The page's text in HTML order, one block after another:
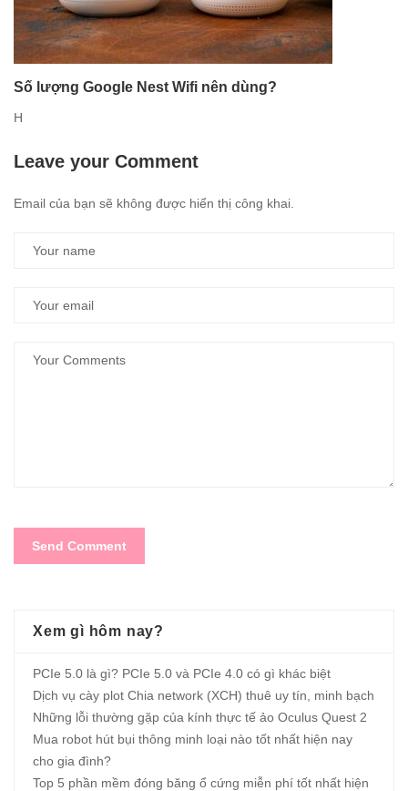
Số lượng Google Nest Wifi nên dùng?
H
Leave your Comment
Email của bạn sẽ không được hiển thị công khai.
Xem gì hôm nay?
PCIe 5.0 là gì? PCIe 5.0 và PCIe 4.0 có gì khác biệt
Dịch vụ cày plot Chia network (XCH) thuê uy tín, minh bạch
Những lỗi thường gặp của kính thực tế ảo Oculus Quest 2
Mua robot hút bụi thông minh loại nào tốt nhất hiện nay
cho gia đình?
Top 5 phần mềm đóng băng ổ cứng miễn phí tốt nhất hiện